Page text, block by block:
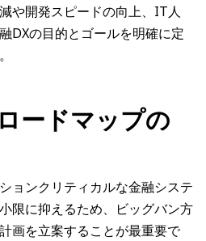
や開発スピードの向上、IT人
DXの目的とゴールを明確に定
ードマップの
ョンクリティカルな金融システ
限に抑えるため、ビッグバン方
画を立案することが最重要で